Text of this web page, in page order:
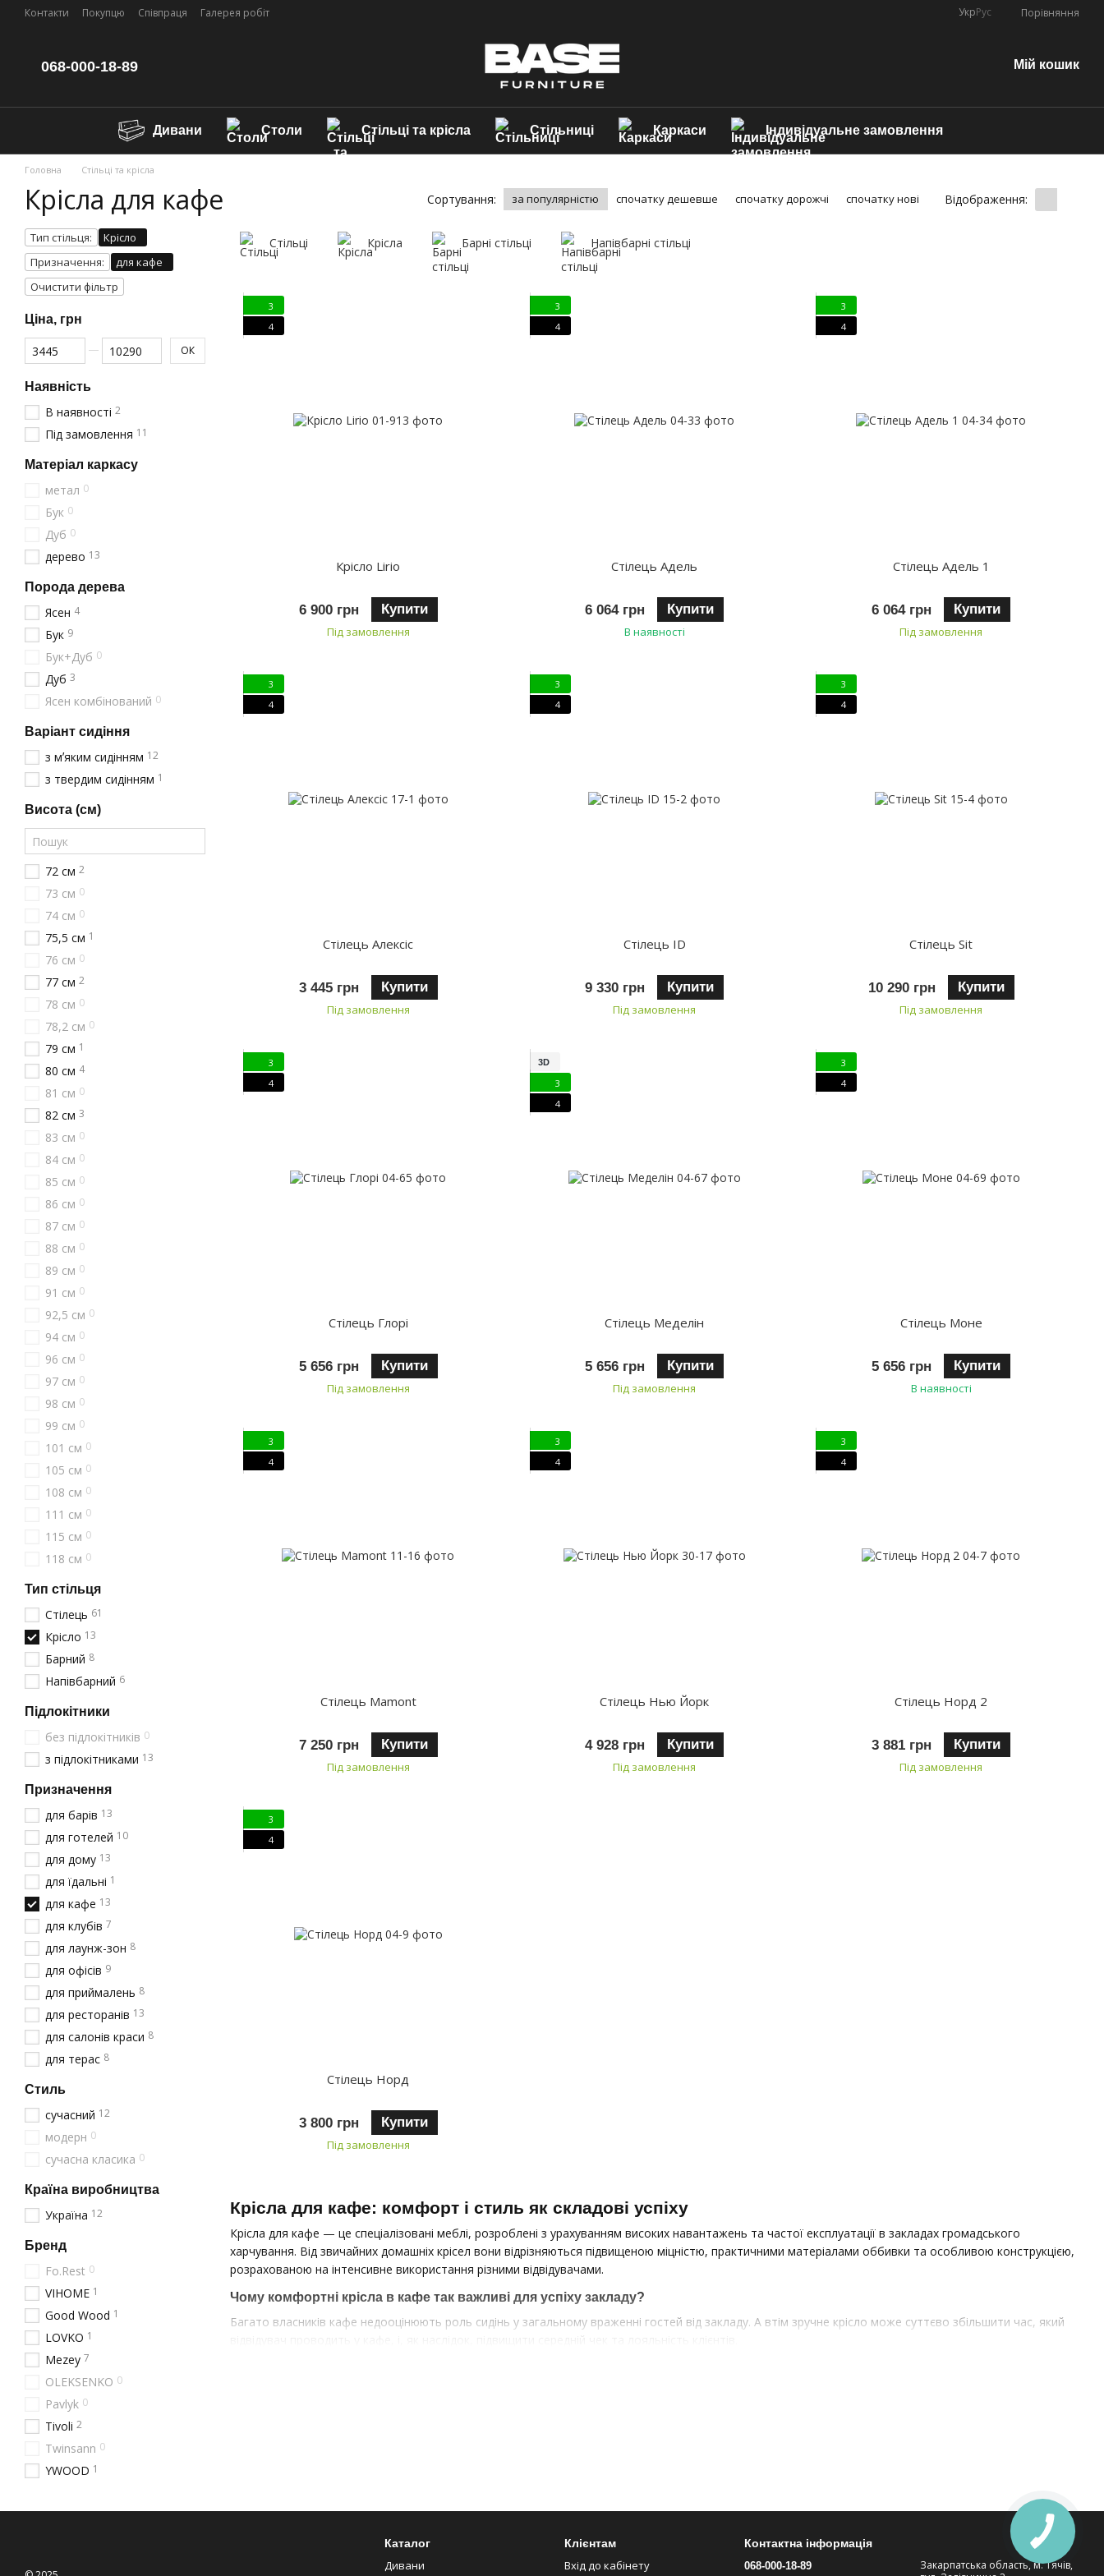
Перейти до основного контенту
Контакти Покупцю Співпраця Галерея робіт УкрРус Порівняння
068-000-18-89 Мій кошик
Дивани Столи Стільці та крісла Стільниці Каркаси Індивідуальне замовлення
Головна Стільці та крісла
Крісла для кафе Сортування: за популярністю спочатку дешевше спочатку дорожчі спочатку нові Відображення:
Крісла для кафе: комфорт і стиль як складові успіху
Крісла для кафе — це спеціалізовані меблі, розроблені з урахуванням високих навантажень та частої експлуатації в закладах громадського
харчування. Від звичайних домашніх крісел вони відрізняються підвищеною міцністю, практичними матеріалами оббивки та особливою конструкцією,
розрахованою на інтенсивне використання різними відвідувачами.
Чому комфортні крісла в кафе так важливі для успіху закладу?
Багато власників кафе недооцінюють роль сидінь у загальному враженні гостей від закладу. А втім зручне крісло може суттєво збільшити час, який
М'які крісла для кафе: особливості та переваги
М'яке крісло для кафе — це синонім комфорту, який гідно оцінять ваші гості. Особливо актуальні такі меблі для закладів, де відвідувачі проводять
Стільці Крісла Барні стільці Напівбарні стільці
3
4
Крісло Lirio
6 900 грн Купити
Під замовлення
3
4
Стілець Адель
6 064 грн Купити
В наявності
3
4
Стілець Адель 1
6 064 грн Купити
Під замовлення
3
4
Стілець Алексіс
3 445 грн Купити
Під замовлення
3
4
Стілець ID
9 330 грн Купити
Під замовлення
3
4
Стілець Sit
10 290 грн Купити
Під замовлення
3
4
Стілець Глорі
5 656 грн Купити
Під замовлення
3D
3
4
Стілець Меделін
5 656 грн Купити
Під замовлення
3
4
Стілець Моне
5 656 грн Купити
В наявності
3
4
Стілець Mamont
7 250 грн Купити
Під замовлення
3
4
Стілець Нью Йорк
4 928 грн Купити
Під замовлення
3
4
Стілець Норд 2
3 881 грн Купити
Під замовлення
3
4
Стілець Норд
3 800 грн Купити
Під замовлення
Тип стільця:
Крісло
Призначення:
для кафе
Очистити фільтр
Ціна, грн
Від Ціна, грн
До Ціна, грн ОК
Наявність
В наявності 2
Під замовлення 11
Матеріал каркасу
метал 0
Бук 0
Дуб 0
дерево 13
Порода дерева
Ясен 4
Бук 9
Бук+Дуб 0
Дуб 3
Ясен комбінований 0
Варіант сидіння
з мʼяким сидінням 12
з твердим сидінням 1
Висота (см)
72 см 2
73 см 0
74 см 0
75,5 см 1
76 см 0
77 см 2
78 см 0
78,2 см 0
79 см 1
80 см 4
81 см 0
82 см 3
83 см 0
84 см 0
85 см 0
86 см 0
87 см 0
88 см 0
89 см 0
91 см 0
92,5 см 0
94 см 0
96 см 0
97 см 0
98 см 0
99 см 0
101 см 0
105 см 0
108 см 0
111 см 0
115 см 0
118 см 0
Тип стільця
Стілець 61
Крісло 13
Барний 8
Напівбарний 6
Підлокітники
без підлокітників 0
з підлокітниками 13
Призначення
для барів 13
для готелей 10
для дому 13
для їдальні 1
для кафе 13
для клубів 7
для лаунж-зон 8
для офісів 9
для приймалень 8
для ресторанів 13
для салонів краси 8
для терас 8
Стиль
сучасний 12
модерн 0
сучасна класика 0
Країна виробництва
Україна 12
Бренд
Fo.Rest 0
VIHOME 1
Good Wood 1
LOVKO 1
Mezey 7
OLEKSENKO 0
Pavlyk 0
Tivoli 2
Twinsann 0
YWOOD 1
Каталог
Дивани
Клієнтам
Вхід до кабінету
Контактна інформація
068-000-18-89
Закарпатська область, м. Тячів,